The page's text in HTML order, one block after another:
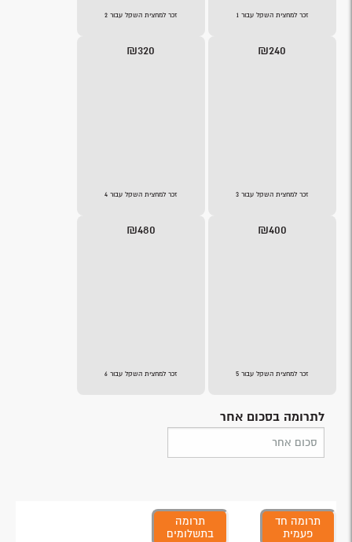
זכר למחצית השקל עבור 1 זכר למחצית השקל עבור 2
₪240
זכר למחצית השקל עבור 3
₪320
זכר למחצית השקל עבור 4
₪400
זכר למחצית השקל עבור 5
₪480
זכר למחצית השקל עבור 6
לתרומה בסכום אחר
תרומה חד
פעמית
תרומה
בתשלומים